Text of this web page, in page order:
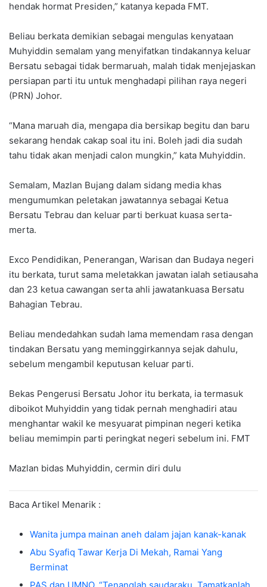
hendak hormat Presiden,” katanya kepada FMT.
Beliau berkata demikian sebagai mengulas kenyataan
Muhyiddin semalam yang menyifatkan tindakannya keluar
Bersatu sebagai tidak bermaruah, malah tidak menjejaskan
persiapan parti itu untuk menghadapi pilihan raya negeri
(PRN) Johor.
“Mana maruah dia, mengapa dia bersikap begitu dan baru
sekarang hendak cakap soal itu ini. Boleh jadi dia sudah
tahu tidak akan menjadi calon mungkin,” kata Muhyiddin.
Semalam, Mazlan Bujang dalam sidang media khas
mengumumkan peletakan jawatannya sebagai Ketua
Bersatu Tebrau dan keluar parti berkuat kuasa serta-
merta.
Exco Pendidikan, Penerangan, Warisan dan Budaya negeri
itu berkata, turut sama meletakkan jawatan ialah setiausaha
dan 23 ketua cawangan serta ahli jawatankuasa Bersatu
Bahagian Tebrau.
Beliau mendedahkan sudah lama memendam rasa dengan
tindakan Bersatu yang meminggirkannya sejak dahulu,
sebelum mengambil keputusan keluar parti.
Bekas Pengerusi Bersatu Johor itu berkata, ia termasuk
diboikot Muhyiddin yang tidak pernah menghadiri atau
menghantar wakil ke mesyuarat pimpinan negeri ketika
beliau memimpin parti peringkat negeri sebelum ini. FMT
Mazlan bidas Muhyiddin, cermin diri dulu
Baca Artikel Menarik :
Wanita jumpa mainan aneh dalam jajan kanak-kanak
Abu Syafiq Tawar Kerja Di Mekah, Ramai Yang
Berminat